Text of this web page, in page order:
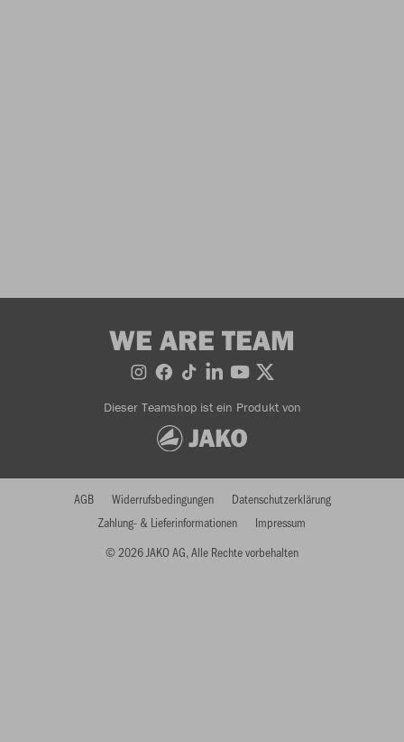
WE ARE TEAM
Dieser Teamshop ist ein Produkt von
© 2026 JAKO AG, Alle Rechte vorbehalten
AGB Widerrufsbedingungen
Datenschutzerklärung
Zahlung- & Lieferinformationen
Impressum